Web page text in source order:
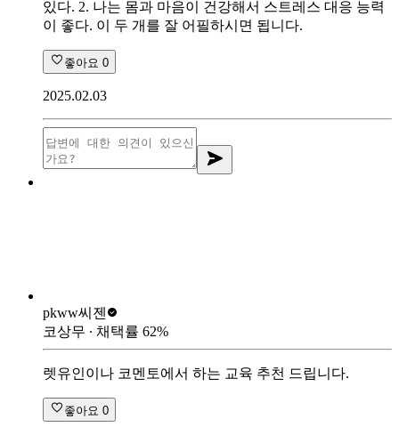
있다. 2. 나는 몸과 마음이 건강해서 스트레스 대응 능력
이 좋다. 이 두 개를 잘 어필하시면 됩니다.
좋아요 0
2025.02.03
pkww씨젠
코상무 ∙ 채택률 62%
렛유인이나 코멘토에서 하는 교육 추천 드립니다.
좋아요 0